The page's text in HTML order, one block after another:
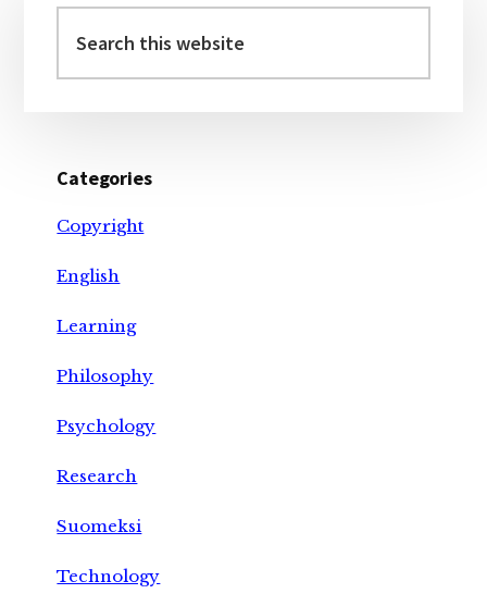
Sidebar
this
website
Categories
Copyright
English
Learning
Philosophy
Psychology
Research
Suomeksi
Technology